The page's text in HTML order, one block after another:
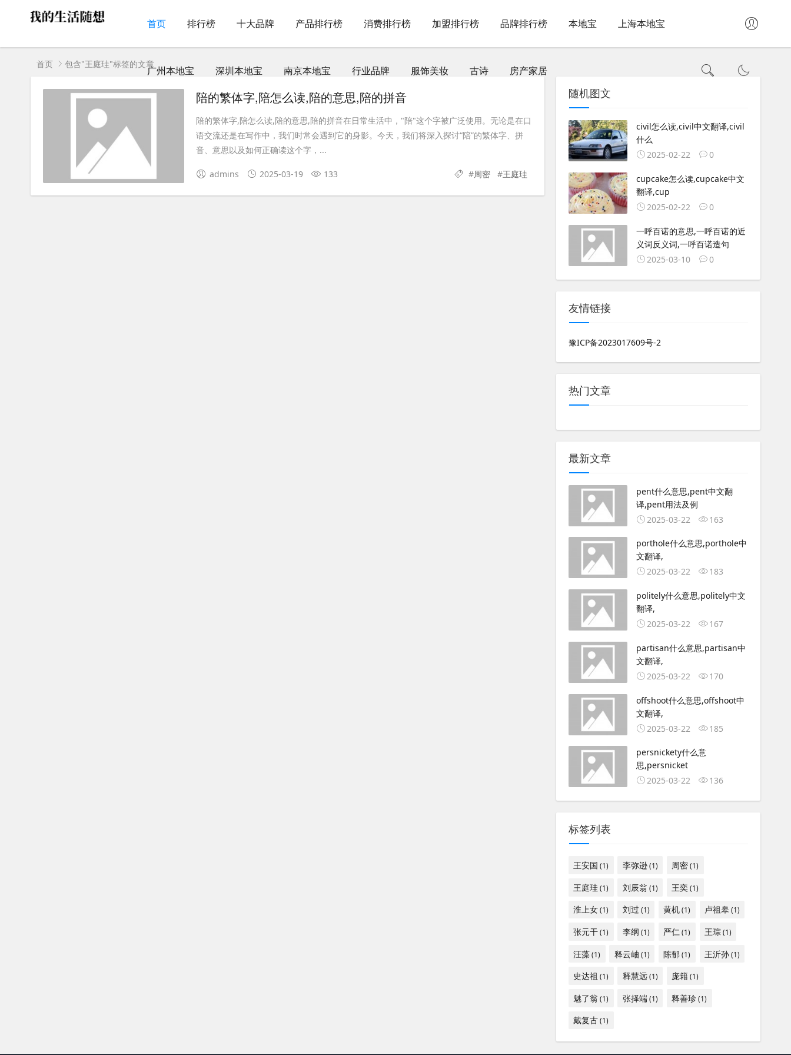
首页 排行榜 十大品牌 产品排行榜 消费排行榜 加盟排行榜 品牌排行榜 本地宝 上海本地宝
广州本地宝 深圳本地宝 南京本地宝 行业品牌 服饰美妆 古诗 房产家居
首页 包含"王庭珪"标签的文章
陪的繁体字,陪怎么读,陪的意思,陪的拼音
陪的繁体字,陪怎么读,陪的意思,陪的拼音在日常生活中，"陪"这个字被广泛使用。无论是在口
语交流还是在写作中，我们时常会遇到它的身影。今天，我们将深入探讨“陪”的繁体字、拼
音、意思以及如何正确读这个字，...
admins 2025-03-19 133 #周密 #王庭珪
随机图文
civil怎么读,civil中文翻译,civil
什么
2025-02-22
0
cupcake怎么读,cupcake中文
翻译,cup
2025-02-22
0
一呼百诺的意思,一呼百诺的近
义词反义词,一呼百诺造句
2025-03-10
0
友情链接
豫ICP备2023017609号-2
热门文章
最新文章
pent什么意思,pent中文翻
译,pent用法及例
2025-03-22
163
porthole什么意思,porthole中
文翻译,
2025-03-22
183
politely什么意思,politely中文
翻译,
2025-03-22
167
partisan什么意思,partisan中
文翻译,
2025-03-22
170
offshoot什么意思,offshoot中
文翻译,
2025-03-22
185
persnickety什么意
思,persnicket
2025-03-22
136
标签列表
王安国 (1) 李弥逊(1) 周密(1)
王庭珪(1) 刘辰翁 (1) 王奕(1)
淮上女(1) 刘过 (1) 黄机(1) 卢祖皋(1)
张元干(1) 李纲 (1) 严仁(1) 王琮(1)
汪藻(1) 释云岫 (1) 陈郁(1) 王沂孙(1)
史达祖 (1) 释慧远(1) 庞籍(1)
魅了翁 (1) 张择端(1) 释善珍(1)
戴复古(1)